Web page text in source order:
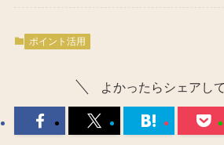
ポイント活用
よかったらシェアし